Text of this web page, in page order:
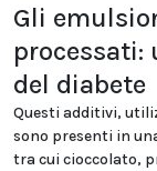
Gli
processati:
del diabete
Questi additivi,
sono presenti in
tra cui cioccolato,